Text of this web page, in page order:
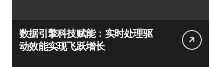
数据引擎科技赋能：实时处理驱
动效能实现飞跃增长